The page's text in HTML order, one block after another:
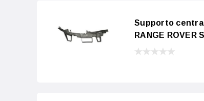
Supporto
RANGE ROVER